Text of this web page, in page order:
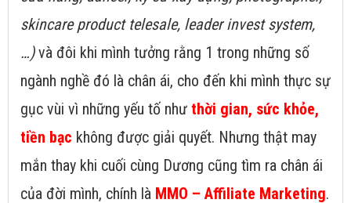
skincare product telesale, leader invest system,
…)và đôi khi mình tưởng rằng 1 trong những số
ngành nghề đó là chân ái, cho đến khi mình thực sự
gục vùi vì những yếu tố như thời gian, sức khỏe,
tiền bạc không được giải quyết. Nhưng thật may
mắn thay khi cuối cùng Dương cũng tìm ra chân ái
của đời mình, chính là MMO – Affiliate Marketing.